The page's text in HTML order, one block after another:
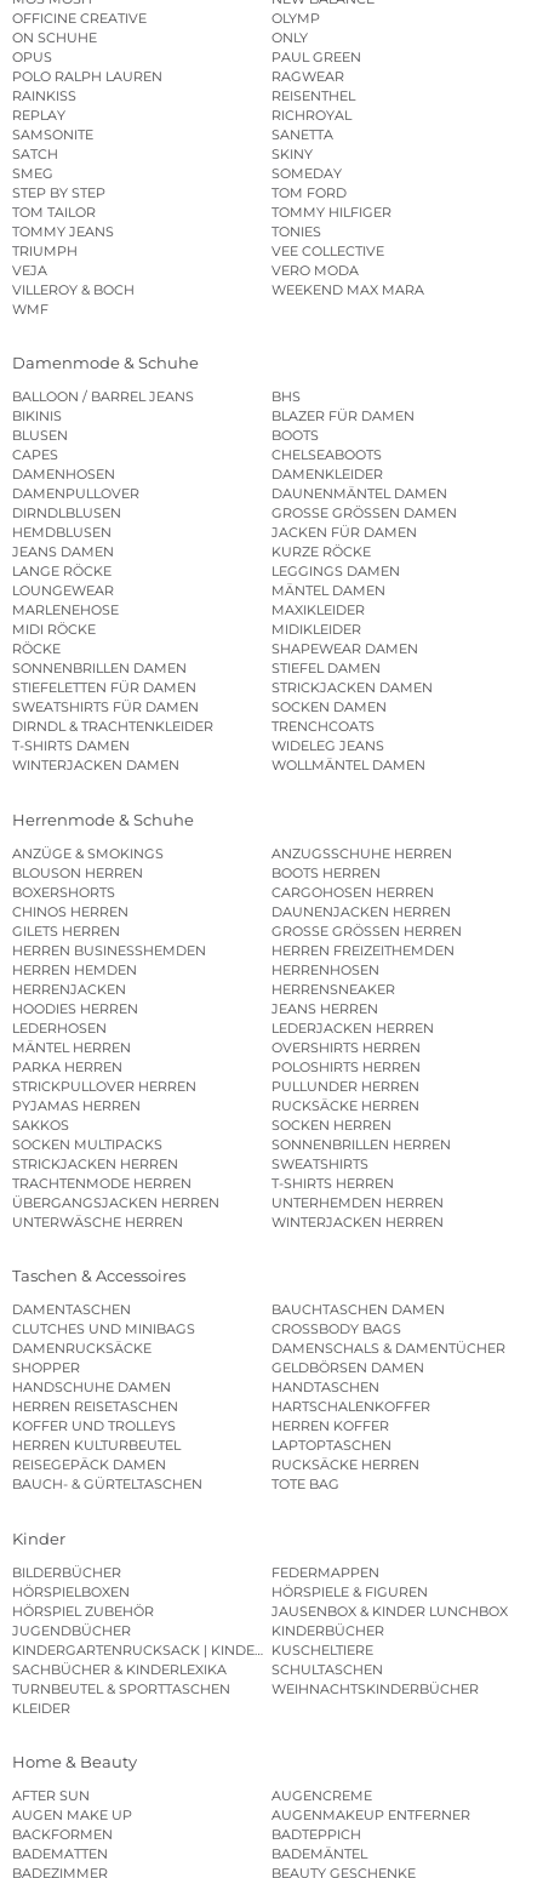
OFFICINE CREATIVE
OLYMP
ON SCHUHE
ONLY
OPUS
PAUL GREEN
POLO RALPH LAUREN
RAGWEAR
RAINKISS
REISENTHEL
REPLAY
RICHROYAL
SAMSONITE
SANETTA
SATCH
SKINY
SMEG
SOMEDAY
STEP BY STEP
TOM FORD
TOM TAILOR
TOMMY HILFIGER
TOMMY JEANS
TONIES
TRIUMPH
VEE COLLECTIVE
VEJA
VERO MODA
VILLEROY & BOCH
WEEKEND MAX MARA
WMF
Damenmode & Schuhe
BALLOON / BARREL JEANS
BHS
BIKINIS
BLAZER FÜR DAMEN
BLUSEN
BOOTS
CAPES
CHELSEABOOTS
DAMENHOSEN
DAMENKLEIDER
DAMENPULLOVER
DAUNENMÄNTEL DAMEN
DIRNDLBLUSEN
GROSSE GRÖSSEN DAMEN
HEMDBLUSEN
JACKEN FÜR DAMEN
JEANS DAMEN
KURZE RÖCKE
LANGE RÖCKE
LEGGINGS DAMEN
LOUNGEWEAR
MÄNTEL DAMEN
MARLENEHOSE
MAXIKLEIDER
MIDI RÖCKE
MIDIKLEIDER
RÖCKE
SHAPEWEAR DAMEN
SONNENBRILLEN DAMEN
STIEFEL DAMEN
STIEFELETTEN FÜR DAMEN
STRICKJACKEN DAMEN
SWEATSHIRTS FÜR DAMEN
SOCKEN DAMEN
DIRNDL & TRACHTENKLEIDER
TRENCHCOATS
T-SHIRTS DAMEN
WIDELEG JEANS
WINTERJACKEN DAMEN
WOLLMÄNTEL DAMEN
Herrenmode & Schuhe
ANZÜGE & SMOKINGS
ANZUGSSCHUHE HERREN
BLOUSON HERREN
BOOTS HERREN
BOXERSHORTS
CARGOHOSEN HERREN
CHINOS HERREN
DAUNENJACKEN HERREN
GILETS HERREN
GROSSE GRÖSSEN HERREN
HERREN BUSINESSHEMDEN
HERREN FREIZEITHEMDEN
HERREN HEMDEN
HERRENHOSEN
HERRENJACKEN
HERRENSNEAKER
HOODIES HERREN
JEANS HERREN
LEDERHOSEN
LEDERJACKEN HERREN
MÄNTEL HERREN
OVERSHIRTS HERREN
PARKA HERREN
POLOSHIRTS HERREN
STRICKPULLOVER HERREN
PULLUNDER HERREN
PYJAMAS HERREN
RUCKSÄCKE HERREN
SAKKOS
SOCKEN HERREN
SOCKEN MULTIPACKS
SONNENBRILLEN HERREN
STRICKJACKEN HERREN
SWEATSHIRTS
TRACHTENMODE HERREN
T-SHIRTS HERREN
ÜBERGANGSJACKEN HERREN
UNTERHEMDEN HERREN
UNTERWÄSCHE HERREN
WINTERJACKEN HERREN
Taschen & Accessoires
DAMENTASCHEN
BAUCHTASCHEN DAMEN
CLUTCHES UND MINIBAGS
CROSSBODY BAGS
DAMENRUCKSÄCKE
DAMENSCHALS & DAMENTÜCHER
SHOPPER
GELDBÖRSEN DAMEN
HANDSCHUHE DAMEN
HANDTASCHEN
HERREN REISETASCHEN
HARTSCHALENKOFFER
KOFFER UND TROLLEYS
HERREN KOFFER
HERREN KULTURBEUTEL
LAPTOPTASCHEN
REISEGEPÄCK DAMEN
RUCKSÄCKE HERREN
BAUCH- & GÜRTELTASCHEN
TOTE BAG
Kinder
BILDERBÜCHER
FEDERMAPPEN
HÖRSPIELBOXEN
HÖRSPIELE & FIGUREN
HÖRSPIEL ZUBEHÖR
JAUSENBOX & KINDER LUNCHBOX
JUGENDBÜCHER
KINDERBÜCHER
KINDERGARTENRUCKSACK | KINDERGARTENBEUTEL
KUSCHELTIERE
SACHBÜCHER & KINDERLEXIKA
SCHULTASCHEN
TURNBEUTEL & SPORTTASCHEN
WEIHNACHTSKINDERBÜCHER
KLEIDER
Home & Beauty
AFTER SUN
AUGENCREME
AUGEN MAKE UP
AUGENMAKEUP ENTFERNER
BACKFORMEN
BADTEPPICH
BADEMATTEN
BADEMÄNTEL
BADEZIMMER
BEAUTY GESCHENKE